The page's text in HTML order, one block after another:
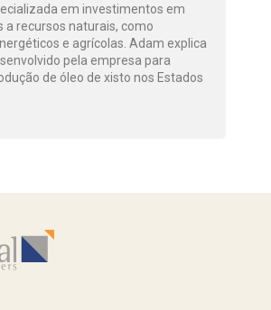
em investimentos em
a recursos naturais, como
e agrícolas. Adam explica
pela empresa para
de óleo de xisto nos Estados